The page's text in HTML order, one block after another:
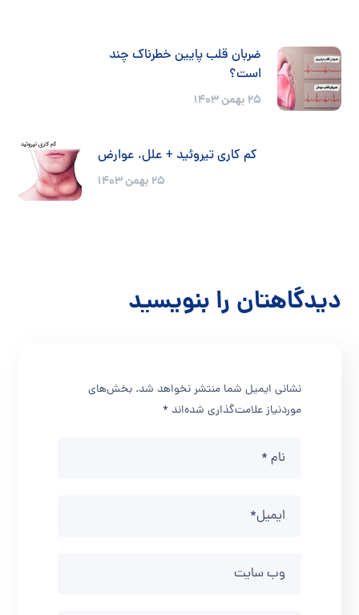
ضربان قلب پایین خطرناک چند
است؟
۲۵ بهمن ۱۴۰۳
کم کاری تیروئید + علل، عوارض
۲۵ بهمن ۱۴۰۳
دیدگاهتان را بنویسید
نشانی ایمیل شما منتشر نخواهد شد. بخش‌های
موردنیاز علامت‌گذاری شده‌اند*